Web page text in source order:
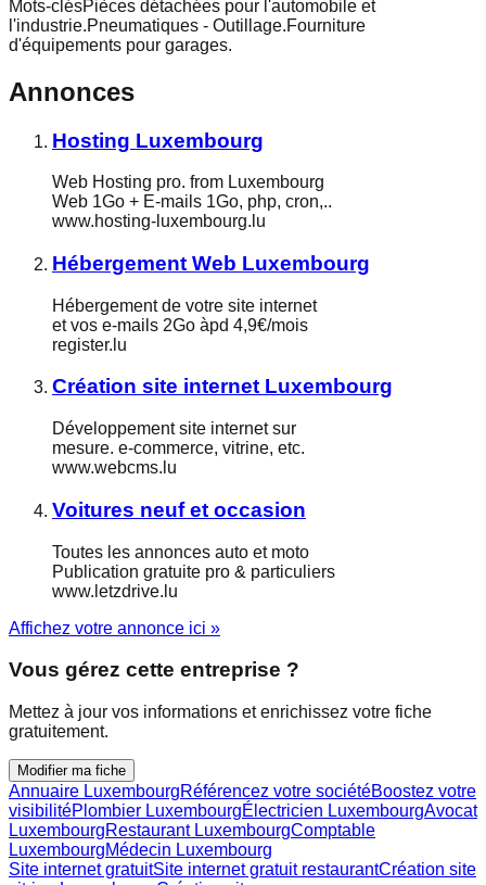
Mots-clésPièces détachées pour l'automobile et
l'industrie.Pneumatiques - Outillage.Fourniture
d'équipements pour garages.
Annonces
Hosting Luxembourg
Web Hosting pro. from Luxembourg
Web 1Go + E-mails 1Go, php, cron,..
www.hosting-luxembourg.lu
Hébergement Web Luxembourg
Hébergement de votre site internet
et vos e-mails 2Go àpd 4,9€/mois
register.lu
Création site internet Luxembourg
Développement site internet sur
mesure. e-commerce, vitrine, etc.
www.webcms.lu
Voitures neuf et occasion
Toutes les annonces auto et moto
Publication gratuite pro & particuliers
www.letzdrive.lu
Affichez votre annonce ici »
Vous gérez cette entreprise ?
Mettez à jour vos informations et enrichissez votre fiche
gratuitement.
Modifier ma fiche
Annuaire LuxembourgRéférencez votre sociétéBoostez votre
visibilitéPlombier LuxembourgÉlectricien LuxembourgAvocat
LuxembourgRestaurant LuxembourgComptable
LuxembourgMédecin Luxembourg
Site internet gratuitSite internet gratuit restaurantCréation site